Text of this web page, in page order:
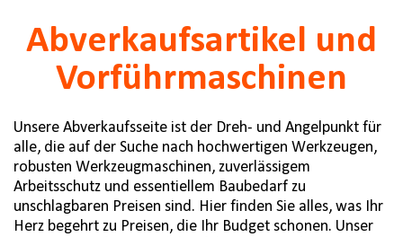
Abverkaufsartikel und
Vorführmaschinen
Unsere Abverkaufsseite ist der Dreh- und Angelpunkt für
alle, die auf der Suche nach hochwertigen Werkzeugen,
robusten Werkzeugmaschinen, zuverlässigem
Arbeitsschutz und essentiellem Baubedarf zu
unschlagbaren Preisen sind. Hier finden Sie alles, was Ihr
Herz begehrt zu Preisen, die Ihr Budget schonen. Unser